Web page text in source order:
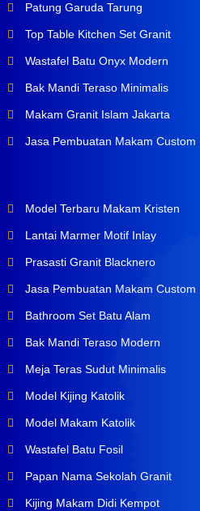
Patung Garuda Tarung
Top Table Kitchen Set Granit
Wastafel Batu Onyx Modern
Bak Mandi Teraso Minimalis
Makam Granit Islam Jakarta
Jasa Pembuatan Makam Custom
Model Terbaru Makam Kristen
Lantai Marmer Motif Inlay
Prasasti Granit Blacknero
Jasa Pembuatan Makam Custom
Bathroom Set Batu Alam
Bak Mandi Teraso Modern
Meja Teras Sudut Minimalis
Model Kijing Katolik
Model Makam Katolik
Wastafel Batu Fosil
Papan Nama Sekolah Granit
Kijing Makam Didi Kempot